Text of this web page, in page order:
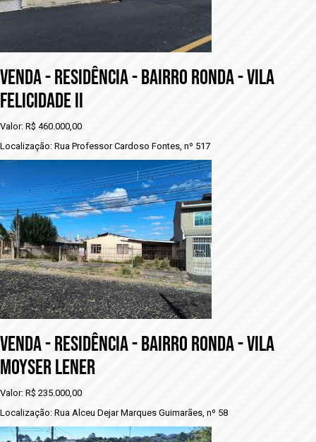
VENDA - RESIDÊNCIA - bAIRRO RONDA - VILA
FELICIDADE II
Valor: R$ 460.000,00
Localização: Rua Professor Cardoso Fontes, nº 517
VENDA - RESIDÊNCIA - BAIRRO RONDA - VILA
MOYSER LENER
Valor: R$ 235.000,00
Localização: Rua Alceu Dejar Marques Guimarães, nº 58